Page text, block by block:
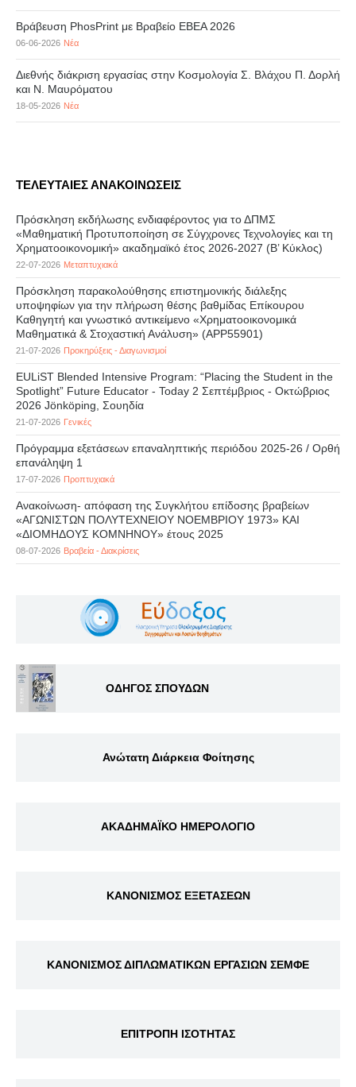
Βράβευση PhosPrint με Βραβείο ΕΒΕΑ 2026
06-06-2026 Νέα
Διεθνής διάκριση εργασίας στην Κοσμολογία Σ. Βλάχου Π. Δορλή
και Ν. Μαυρόματου
18-05-2026 Νέα
ΤΕΛΕΥΤΑΙΕΣ ΑΝΑΚΟΙΝΩΣΕΙΣ
Πρόσκληση εκδήλωσης ενδιαφέροντος για το ΔΠΜΣ
«Μαθηματική Προτυποποίηση σε Σύγχρονες Τεχνολογίες και τη
Χρηματοοικονομική» ακαδημαϊκό έτος 2026-2027 (B’ Kύκλος)
22-07-2026 Μεταπτυχιακά
Πρόσκληση παρακολούθησης επιστημονικής διάλεξης
υποψηφίων για την πλήρωση θέσης βαθμίδας Επίκουρου
Καθηγητή και γνωστικό αντικείμενο «Χρηματοοικονομικά
Μαθηματικά & Στοχαστική Ανάλυση» (APP55901)
21-07-2026 Προκηρύξεις - Διαγωνισμοί
EULiST Blended Intensive Program: “Placing the Student in the
Spotlight” Future Educator - Today 2 Σεπτέμβριος - Οκτώβριος
2026 Jönköping, Σουηδία
21-07-2026 Γενικές
Πρόγραμμα εξετάσεων επαναληπτικής περιόδου 2025-26 / Ορθή
επανάληψη 1
17-07-2026 Προπτυχιακά
Ανακοίνωση- απόφαση της Συγκλήτου επίδοσης βραβείων
«ΑΓΩΝΙΣΤΩΝ ΠΟΛΥΤΕΧΝΕΙΟΥ ΝΟΕΜΒΡΙΟΥ 1973» ΚΑΙ
«ΔΙΟΜΗΔΟΥΣ ΚΟΜΝΗΝΟΥ» έτους 2025
08-07-2026 Βραβεία - Διακρίσεις
ΟΔΗΓΟΣ ΣΠΟΥΔΩΝ
Ανώτατη Διάρκεια Φοίτησης
ΑΚΑΔΗΜΑΪΚΟ ΗΜΕΡΟΛΟΓΙΟ
ΚΑΝΟΝΙΣΜΟΣ ΕΞΕΤΑΣΕΩΝ
ΚΑΝΟΝΙΣΜΟΣ ΔΙΠΛΩΜΑΤΙΚΩΝ ΕΡΓΑΣΙΩΝ ΣΕΜΦΕ
ΕΠΙΤΡΟΠΗ ΙΣΟΤΗΤΑΣ